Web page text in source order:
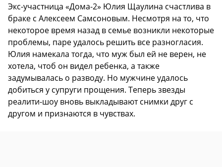
Экс-участница «Дома-2» Юлия Щаулина счастлива в
браке с Алексеем Самсоновым. Несмотря на то, что
некоторое время назад в семье возникли некоторые
проблемы, паре удалось решить все разногласия.
Юлия намекала тогда, что муж был ей не верен, не
хотела, чтоб он видел ребенка, а также
задумывалась о разводу. Но мужчине удалось
добиться у супруги прощения. Теперь звезды
реалити-шоу вновь выкладывают снимки друг с
другом и признаются в чувствах.